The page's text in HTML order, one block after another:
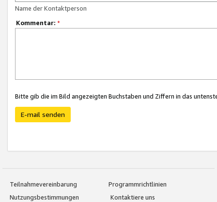
Name der Kontaktperson
Kommentar: *
Bitte gib die im Bild angezeigten Buchstaben und Ziffern in das
E-mail senden
Teilnahmevereinbarung
Programmrichtlinien
Nutzungsbestimmungen
Kontaktiere uns